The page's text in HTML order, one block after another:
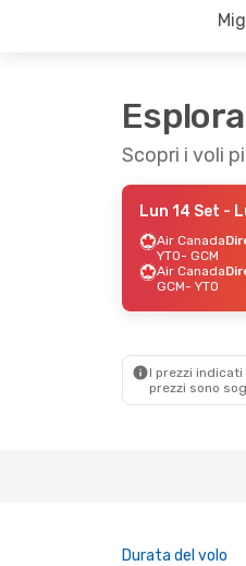
Scopri i voli
Lun 14 Set -
Air Canada
YTO- GCM
Air Canada
GCM- YTO
I prezzi
prezzi sono
Durata del volo